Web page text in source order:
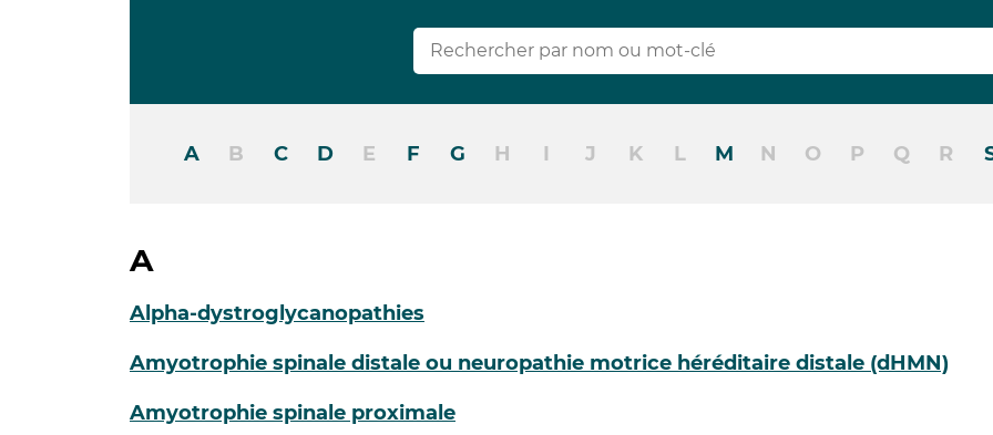
A B C D E F G H I J K L M N O P Q R
A
Alpha-dystroglycanopathies
Amyotrophie spinale distale ou neuropathie motrice héréditaire distale (dHMN)
Amyotrophie spinale proximale